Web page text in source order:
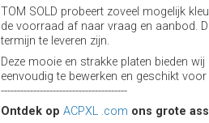
TOM SOLD probeert zoveel mogelijk
de voorraad af naar vraag en aanbod.
termijn te leveren zijn.
Deze mooie en strakke platen bieden wij
eenvoudig te bewerken en geschikt
---------------------------------------
Ontdek opACPXL .com ons grote